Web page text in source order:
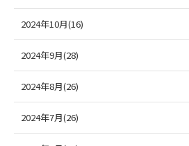
2024年10月(16)
2024年9月(28)
2024年8月(26)
2024年7月(26)